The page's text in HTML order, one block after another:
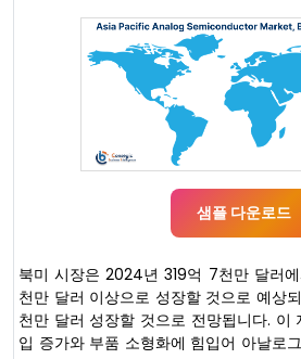
샘플 다운로드
북미 시장은 2024년 319억 7천만 달러
천만 달러 이상으로 성장할 것으로 예상
천만 달러 성장할 것으로 전망됩니다. 이
입 증가와 부품 소형화에 힘입어 아날로